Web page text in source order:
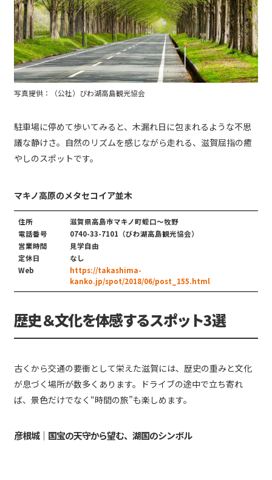
写真提供：（公社）びわ湖高島観光協会
駐車場に停めて歩いてみると、木漏れ日に包まれるような不思
議な静けさ。自然のリズムを感じながら走れる、滋賀屈指の癒
やしのスポットです。
マキノ高原のメタセコイア並木
住所
滋賀県高島市マキノ町蛭口～牧野
電話番号
0740-33-7101（びわ湖高島観光協会）
営業時間
見学自由
定休日
なし
Web
https://takashima-
kanko.jp/spot/2018/06/post_155.html
歴史＆文化を体感するスポット3選
古くから交通の要衝として栄えた滋賀には、歴史の重みと文化
が息づく場所が数多くあります。ドライブの途中で立ち寄れ
ば、景色だけでなく“時間の旅”も楽しめます。
彦根城｜国宝の天守から望む、湖国のシンボル